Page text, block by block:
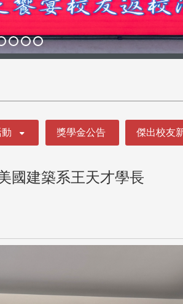
獎學金公告 傑出校友
國建築系王天才學長